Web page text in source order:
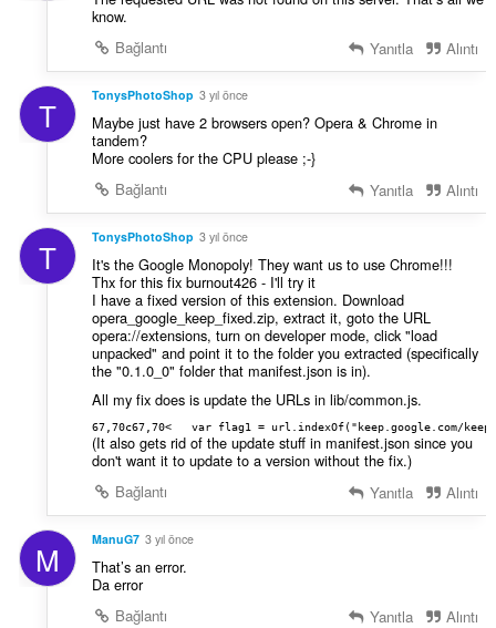
know.
Bağlantı
Yanıtla Alıntı
T TonysPhotoShop 3 yıl önce
Maybe just have 2 browsers open? Opera & Chrome in
tandem?
More coolers for the CPU please ;-}
Bağlantı
Yanıtla Alıntı
T TonysPhotoShop 3 yıl önce
It's the Google Monopoly! They want us to use Chrome!!!
Thx for this fix burnout426 - I'll try it
I have a fixed version of this extension. Download
opera_google_keep_fixed.zip, extract it, goto the URL
opera://extensions, turn on developer mode, click "load
unpacked" and point it to the folder you extracted (specifically
the "0.1.0_0" folder that manifest.json is in).
All my fix does is update the URLs in lib/common.js.
67,70c67,70<   var flag1 = url.indexOf("keep.google.com/
(It also gets rid of the update stuff in manifest.json since you
don't want it to update to a version without the fix.)
Bağlantı
Yanıtla Alıntı
M ManuG7 3 yıl önce
That’s an error.
Da error
Bağlantı
Yanıtla Alıntı